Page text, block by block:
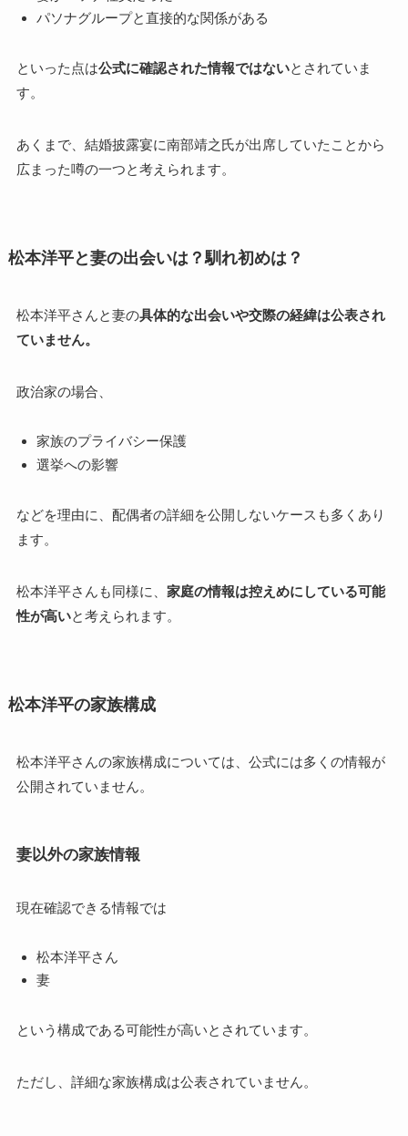
パソナグループと直接的な関係がある
といった点は公式に確認された情報ではないとされていま
す。
あくまで、結婚披露宴に南部靖之氏が出席していたことから
広まった噂の一つと考えられます。
松本洋平と妻の出会いは？馴れ初めは？
松本洋平さんと妻の具体的な出会いや交際の経緯は公表され
ていません。
政治家の場合、
家族のプライバシー保護
選挙への影響
などを理由に、配偶者の詳細を公開しないケースも多くあり
ます。
松本洋平さんも同様に、 家庭の情報は控えめにしている可能
性が高いと考えられます。
松本洋平の家族構成
松本洋平さんの家族構成については、公式には多くの情報が
公開されていません。
妻以外の家族情報
現在確認できる情報では
松本洋平さん
妻
という構成である可能性が高いとされています。
ただし、詳細な家族構成は公表されていません。